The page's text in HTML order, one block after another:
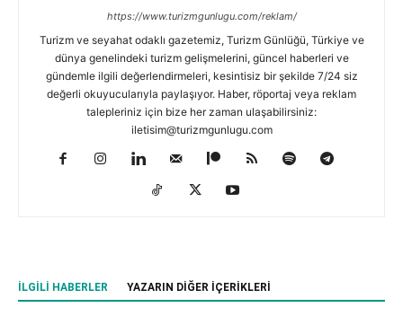
https://www.turizmgunlugu.com/reklam/
Turizm ve seyahat odaklı gazetemiz, Turizm Günlüğü, Türkiye ve
dünya genelindeki turizm gelişmelerini, güncel haberleri ve
gündemle ilgili değerlendirmeleri, kesintisiz bir şekilde 7/24 siz
değerli okuyucularıyla paylaşıyor. Haber, röportaj veya reklam
talepleriniz için bize her zaman ulaşabilirsiniz:
iletisim@turizmgunlugu.com
İLGILI HABERLER YAZARIN DIĞER İÇERIKLERI